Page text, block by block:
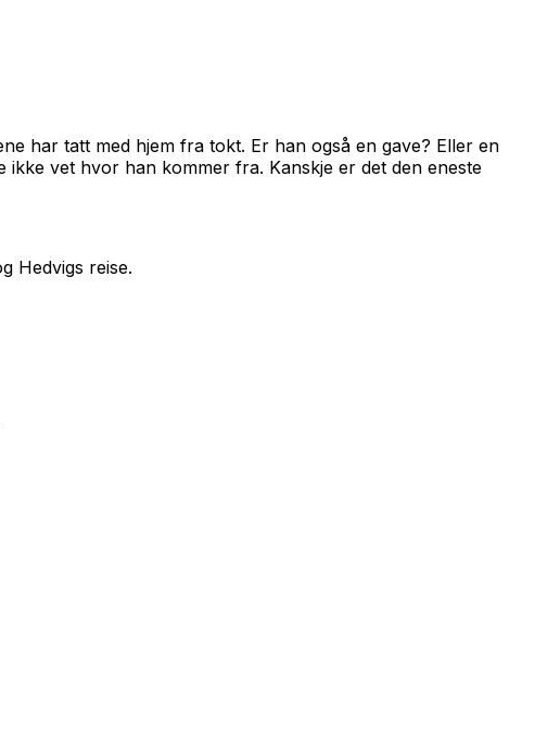
har tatt med hjem fra tokt. Er han også en gave? Eller en
ikke vet hvor han kommer fra. Kanskje er det den eneste
Hedvigs reise.